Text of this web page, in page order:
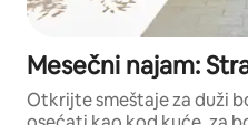
Mesečni najam:
Otkrijte smeštaje za duži